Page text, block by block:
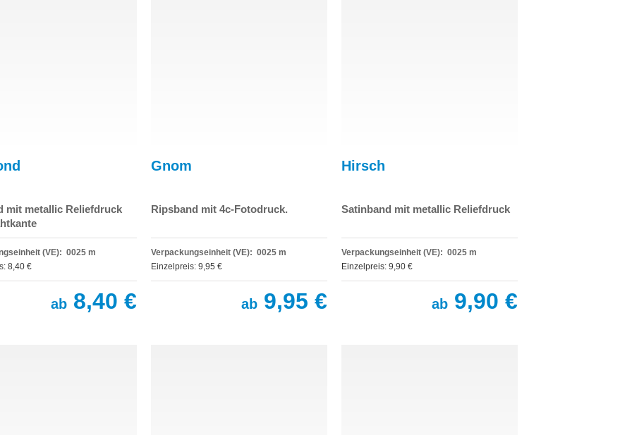
mit metallic Reliefdruck
(VE): 0025 m
8,40 €
ab 8,40 €
Gnom
Ripsband mit 4c-Fotodruck.
Verpackungseinheit (VE): 0025 m
Einzelpreis: 9,95 €
ab 9,95 €
Hirsch
Satinband mit metallic Reliefdruck
Verpackungseinheit (VE): 0025 m
Einzelpreis: 9,90 €
ab 9,90 €